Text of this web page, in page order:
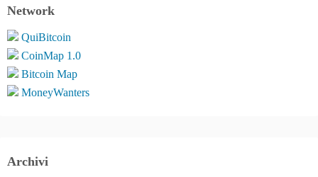
Network
QuiBitcoin
CoinMap 1.0
Bitcoin Map
MoneyWanters
Archivi